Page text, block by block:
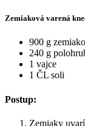
Zemiaková varená
900 g
240 g
1 vajce
1 ČL soli
Postup:
Zemiaky